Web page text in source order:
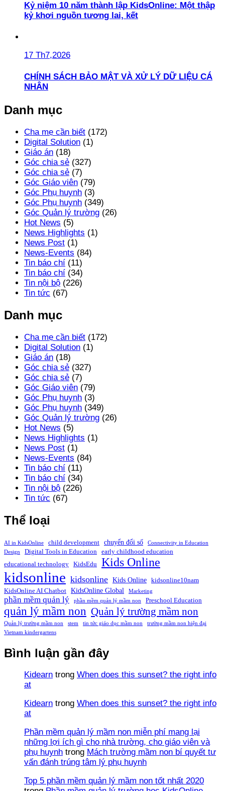
Kỷ niệm 10 năm thành lập KidsOnline: Một thập
kỷ khơi nguồn tương lai, kết
17 Th7,2026
CHÍNH SÁCH BẢO MẬT VÀ XỬ LÝ DỮ LIỆU CÁ
NHÂN
Danh mục
Cha mẹ cần biết (172)
Digital Solution (1)
Giáo án (18)
Góc chia sẻ (327)
Góc chia sẻ (7)
Góc Giáo viên (79)
Góc Phụ huynh (3)
Góc Phụ huynh (349)
Góc Quản lý trường (26)
Hot News (5)
News Highlights (1)
News Post (1)
News-Events (84)
Tin báo chí (11)
Tin báo chí (34)
Tin nội bộ (226)
Tin tức (67)
Danh mục
Cha mẹ cần biết (172)
Digital Solution (1)
Giáo án (18)
Góc chia sẻ (327)
Góc chia sẻ (7)
Góc Giáo viên (79)
Góc Phụ huynh (3)
Góc Phụ huynh (349)
Góc Quản lý trường (26)
Hot News (5)
News Highlights (1)
News Post (1)
News-Events (84)
Tin báo chí (11)
Tin báo chí (34)
Tin nội bộ (226)
Tin tức (67)
Thể loại
AI in KidsOnline child development chuyển đổi số
Connectivity in Education
Design
Digital Tools in Education
early childhood education
educational technology
KidsEdu Kids Online
kidsonline kidsonline Kids Online
kidsonline10nam
KidsOnline AI Chatbot
KidsOnline Global Marketing
phần mềm quản lý phần mềm quản lý mầm non Preschool Education
quản lý mầm non Quản lý trường mầm non
Quản lý trường mầm non stem tin tức giáo dục mầm non
trường mầm non hiện đại
Vietnam kindergartens
Bình luận gần đây
Kidearn trong When does this sunset? the right info
at
Kidearn trong When does this sunset? the right info
at
Phần mềm quản lý mầm non miễn phí mang lại
những lợi ích gì cho nhà trường, cho giáo viên và
phụ huynh trong Mách trường mầm non bí quyết tư
vấn đánh trúng tâm lý phụ huynh
Top 5 phần mềm quản lý mầm non tốt nhất 2020